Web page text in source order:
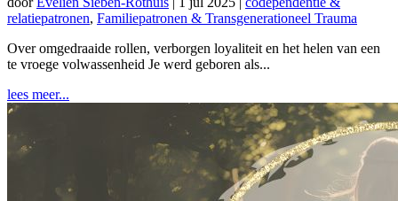
relatiepatronen, Familiepatronen & Transgenerationeel Trauma
Over omgedraaide rollen, verborgen loyaliteit en het helen van een
te vroege volwassenheid Je werd geboren als...
lees meer...